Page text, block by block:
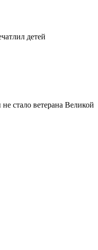
детей
стало ветерана Великой